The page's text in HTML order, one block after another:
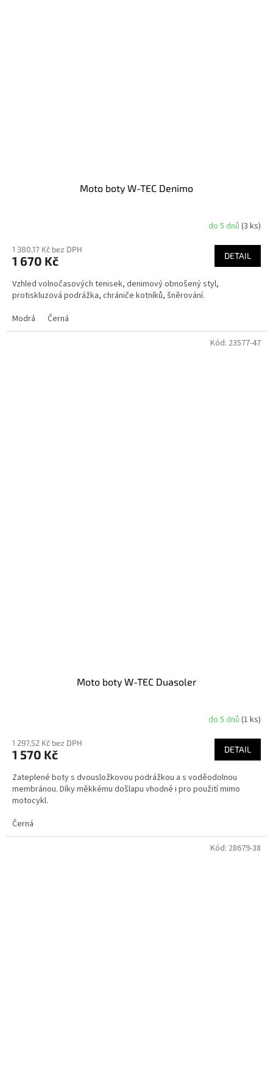
Moto boty W-TEC Denimo
do 5 dnů (3 ks)
1 380,17 Kč bez DPH
1 670 Kč DETAIL
Vzhled volnočasových tenisek, denimový obnošený styl,
protiskluzová podrážka, chrániče kotníků, šněrování.
Modrá
Černá
Moto boty W-TEC Duasoler
do 5 dnů (1 ks)
1 297,52 Kč bez DPH
1 570 Kč DETAIL
Zateplené boty s dvousložkovou podrážkou a s voděodolnou
membránou. Díky měkkému došlapu vhodné i pro použití mimo
motocykl.
Černá
Kód: 23577-47
Kód: 28679-38